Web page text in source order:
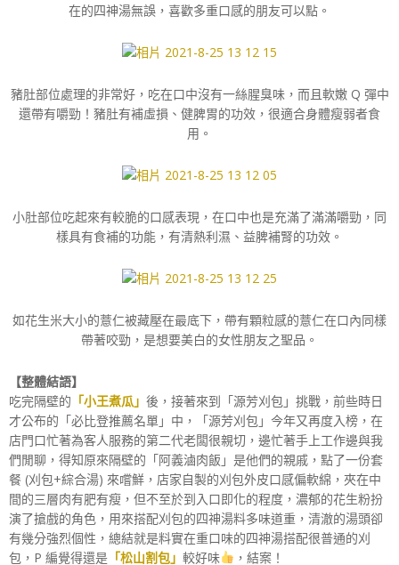
在的四神湯無誤，喜歡多重口感的朋友可以點。
豬肚部位處理的非常好，吃在口中沒有一絲腥臭味，而且軟嫩 Q 彈中
還帶有嚼勁！豬肚有補虛損、健脾胃的功效，很適合身體瘦弱者食
用。
小肚部位吃起來有較脆的口感表現，在口中也是充滿了滿滿嚼勁，同
樣具有食補的功能，有清熱利濕、益脾補腎的功效。
如花生米大小的薏仁被藏壓在最底下，帶有顆粒感的薏仁在口內同樣
帶著咬勁，是想要美白的女性朋友之聖品。
【整體結語】
吃完隔壁的 「小王煮瓜」 後，接著來到「源芳刈包」挑戰，前些時日
才公布的「必比登推薦名單」中，「源芳刈包」今年又再度入榜，在
店門口忙著為客人服務的第二代老闆很親切，邊忙著手上工作邊與我
們閒聊，得知原來隔壁的「阿義滷肉飯」是他們的親戚，點了一份套
餐 (刈包+綜合湯) 來嚐鮮，店家自製的刈包外皮口感偏軟綿，夾在中
間的三層肉有肥有瘦，但不至於到入口即化的程度，濃郁的花生粉扮
演了搶戲的角色，用來搭配刈包的四神湯料多味道重，清澈的湯頭卻
有幾分強烈個性，總結就是料實在重口味的四神湯搭配很普通的刈
包，P 編覺得還是 「松山割包」 較好味 ，結案！